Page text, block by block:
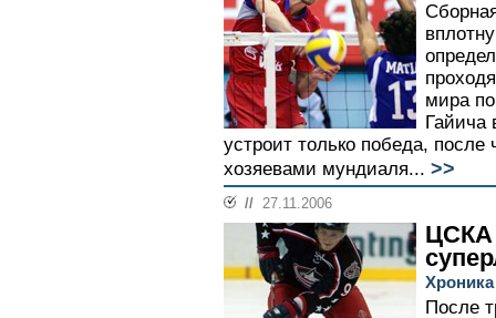
мира
Гайича
устроит только победа, после
хозяевами мундиаля... >>
// 27.11.2006
ЦСКА
После